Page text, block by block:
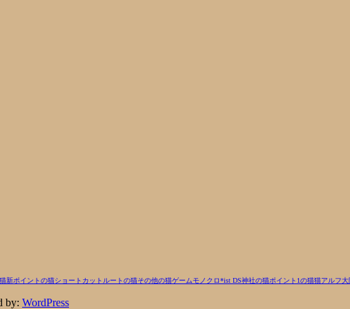
新ポイントの猫ショートカットルートの猫その他の猫ゲームモノクロ*ist DS神社の猫ポイント1の猫猫アルフ大
by: WordPress